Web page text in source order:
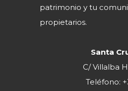
patrimonio y tu
propietarios.
Santa
C/ Villalba
Teléfono: